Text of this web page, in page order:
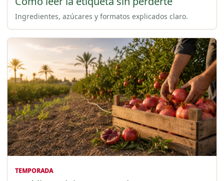
Ingredientes, azúcares y formatos explicados claro.
TEMPORADA